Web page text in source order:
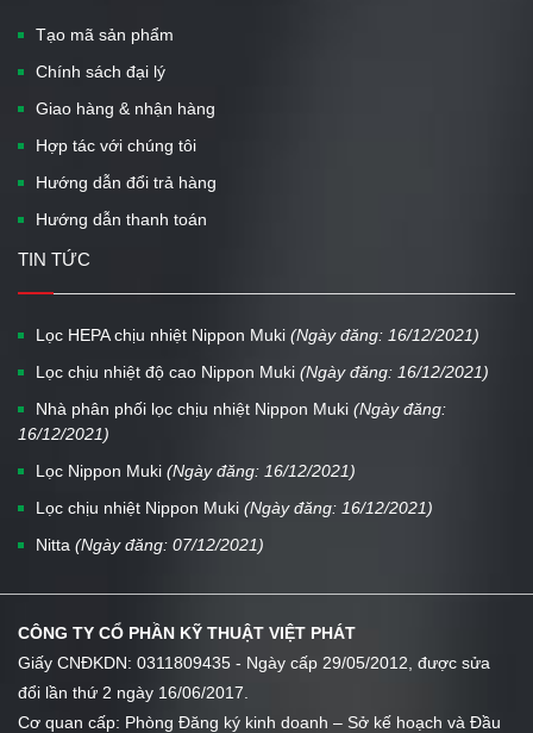
Tạo mã sản phẩm
Chính sách đại lý
Giao hàng & nhận hàng
Hợp tác với chúng tôi
Hướng dẫn đổi trả hàng
Hướng dẫn thanh toán
TIN TỨC
Lọc HEPA chịu nhiệt Nippon Muki (Ngày đăng: 16/12/2021)
Lọc chịu nhiệt độ cao Nippon Muki (Ngày đăng: 16/12/2021)
Nhà phân phối lọc chịu nhiệt Nippon Muki (Ngày đăng:
16/12/2021)
Lọc Nippon Muki (Ngày đăng: 16/12/2021)
Lọc chịu nhiệt Nippon Muki (Ngày đăng: 16/12/2021)
Nitta (Ngày đăng: 07/12/2021)
CÔNG TY CỔ PHẦN KỸ THUẬT VIỆT PHÁT
Giấy CNĐKDN: 0311809435 - Ngày cấp 29/05/2012, được sửa
đổi lần thứ 2 ngày 16/06/2017.
Cơ quan cấp: Phòng Đăng ký kinh doanh – Sở kế hoạch và Đầu